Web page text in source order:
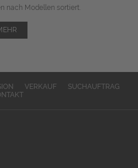
nach Modellen sortiert.
VERKAUF
SUCHAUFTRAG